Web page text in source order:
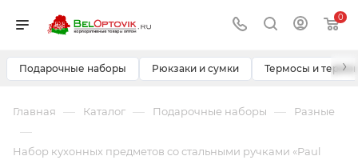
0
Подарочные наборы Рюкзаки и сумки Термосы и ›
Главная — Каталог — Подарочные наборы — Разные
—
Набор кухонных предметов со стальными ручками «Paul